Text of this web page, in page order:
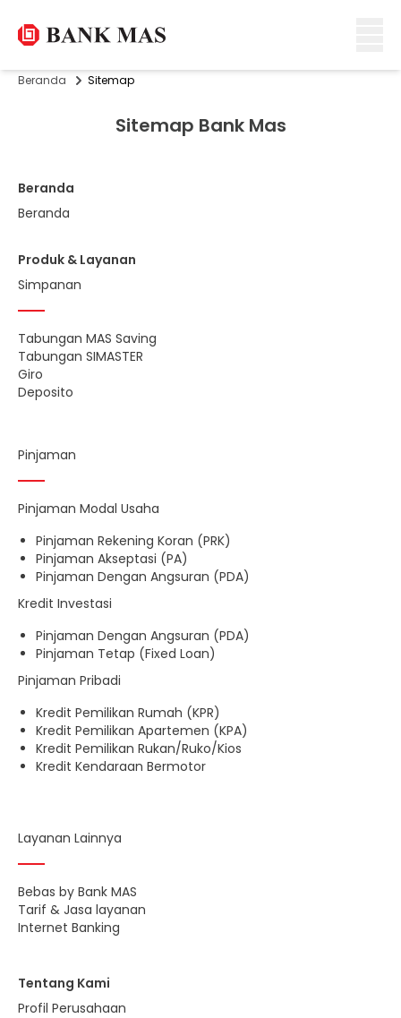
Beranda Sitemap
Sitemap Bank Mas
Beranda
Beranda
Produk & Layanan
Simpanan
Tabungan MAS Saving
Tabungan SIMASTER
Giro
Deposito
Pinjaman
Pinjaman Modal Usaha
Pinjaman Rekening Koran (PRK)
Pinjaman Akseptasi (PA)
Pinjaman Dengan Angsuran (PDA)
Kredit Investasi
Pinjaman Dengan Angsuran (PDA)
Pinjaman Tetap (Fixed Loan)
Pinjaman Pribadi
Kredit Pemilikan Rumah (KPR)
Kredit Pemilikan Apartemen (KPA)
Kredit Pemilikan Rukan/Ruko/Kios
Kredit Kendaraan Bermotor
Layanan Lainnya
Bebas by Bank MAS
Tarif & Jasa layanan
Internet Banking
Tentang Kami
Profil Perusahaan